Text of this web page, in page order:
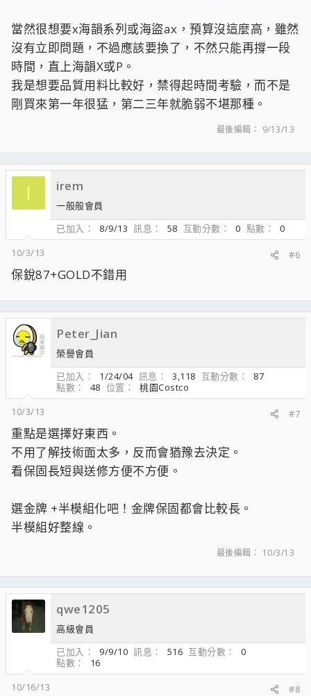
當然很想要x海韻系列或海盜ax，預算沒這麼高，雖然
沒有立即問題，不過應該要換了，不然只能再撐一段
時間，直上海韻X或P。
我是想要品質用料比較好，禁得起時間考驗，而不是
剛買來第一年很猛，第二三年就脆弱不堪那種。
最後編輯： 9/13/13
I irem
一般般會員
已加入
8/9/13 訊息 58 互動分數 0 點數
0
10/3/13
#6
保銳87+GOLD不錯用
Peter_Jian
榮譽會員
已加入
1/24/04 訊息 3,118 互動分數
87
點數
48 位置
桃園Costco
10/3/13
#7
重點是選擇好東西。
不用了解技術面太多，反而會猶豫去決定。
看保固長短與送修方便不方便。
選金牌 +半模組化吧！金牌保固都會比較長。
半模組好整線。
最後編輯： 10/3/13
qwe1205
高級會員
已加入
9/9/10 訊息 516 互動分數
0
點數
16
10/16/13
#8